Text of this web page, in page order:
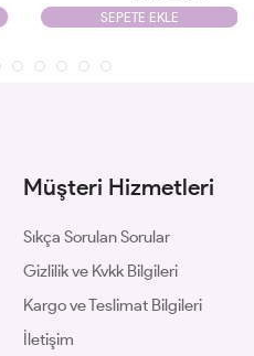
SEPETE EKLE
Müşteri Hizmetleri
Sıkça Sorulan Sorular
Gizlilik ve Kvkk Bilgileri
Kargo ve Teslimat Bilgileri
İletişim